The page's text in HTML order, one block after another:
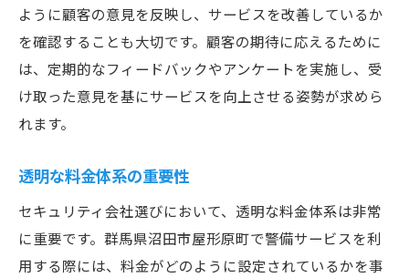
ように顧客の意見を反映し、サービスを改善しているか
を確認することも大切です。顧客の期待に応えるために
は、定期的なフィードバックやアンケートを実施し、受
け取った意見を基にサービスを向上させる姿勢が求めら
れます。
透明な料金体系の重要性
セキュリティ会社選びにおいて、透明な料金体系は非常
に重要です。群馬県沼田市屋形原町で警備サービスを利
用する際には、料金がどのように設定されているかを事